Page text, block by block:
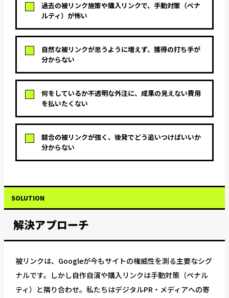
過去の被リンク施策や購入リンクで、手動対策（ペナ
ルティ）が怖い
自然な被リンクが思うように増えず、獲得の打ち手が
分からない
何をしているか不透明な外注に、成果の見えない費用
を払いたくない
競合の被リンクが強く、後発でどう追いつけばいいか
分からない
SOLUTION
解決アプローチ
被リンクは、Googleが今もサイトの権威性を測る主要なシグ
ナルです。しかし自作自演や購入リンクは手動対策（ペナル
ティ）と隣り合わせ。私たちはデジタルPR・メディアへの寄